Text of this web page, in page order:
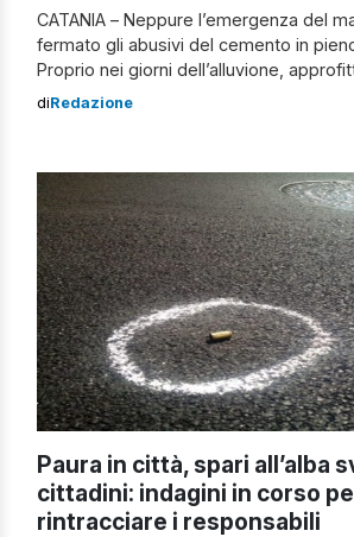
CATANIA – Neppure l’emergenza del
fermato gli abusivi del cemento in
Proprio nei giorni dell’alluvione,
mobilitazione per i rischi del maltempo,
pressi della pescheria, una delle zone
diRedazione
Paura in città, spari all’alba
cittadini: indagini in corso
rintracciare i responsabili